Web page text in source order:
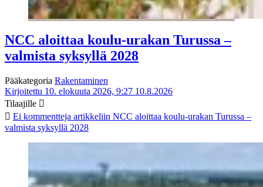
NCC aloittaa koulu-urakan Turussa –
valmista syksyllä 2028
Pääkategoria Rakentaminen
Kirjoitettu 10. elokuuta 2026, 9:27 10.8.2026
Tilaajille
Ei kommentteja artikkeliin NCC aloittaa koulu-urakan Turussa –
valmista syksyllä 2028